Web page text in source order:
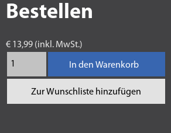
Bestellen
€ 13,99 (inkl. MwSt.)
In den Warenkorb
Zur Wunschliste hinzufügen